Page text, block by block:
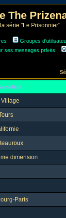
The
série "Le Prisonnier"
Groupes
ses messages privés
Village
dimension
Paris